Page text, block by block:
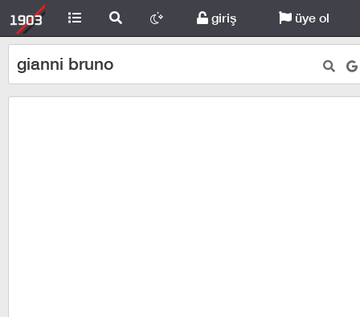
giriş üye ol
gianni bruno